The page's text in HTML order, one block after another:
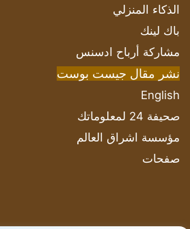
الذكاء المنزلي
باك لينك
مشاركة أرباح ادسنس
نشر مقال جيست بوست
English
صحيفة 24 لمعلوماتك
مؤسسة اشراق العالم
صفحات